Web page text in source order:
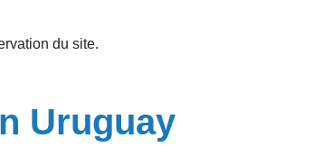
du site.
Uruguay